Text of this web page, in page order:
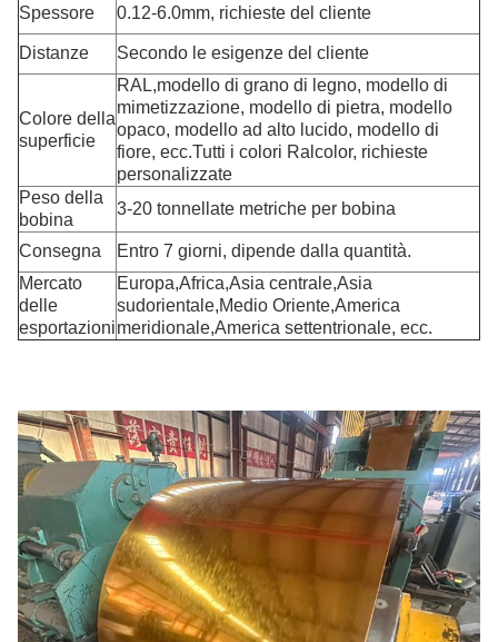
Spessore 0.12-6.0mm, richieste del cliente
Distanze Secondo le esigenze del cliente
Colore della
superficie
RAL,modello di grano di legno, modello di
mimetizzazione, modello di pietra, modello
opaco, modello ad alto lucido, modello di
fiore, ecc.Tutti i colori Ralcolor, richieste
personalizzate
Peso della
bobina
3-20 tonnellate metriche per bobina
Consegna
Entro 7 giorni, dipende dalla quantità.
Mercato
delle
esportazioni
Europa,Africa,Asia centrale,Asia
sudorientale,Medio Oriente,America
meridionale,America settentrionale, ecc.